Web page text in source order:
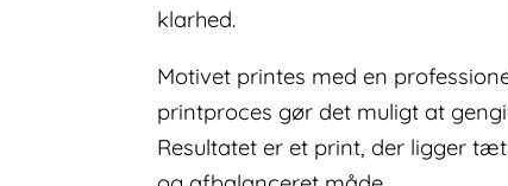
klarhed.
Motivet printes med en
printproces gør det muligt at
Resultatet er et print, der ligger